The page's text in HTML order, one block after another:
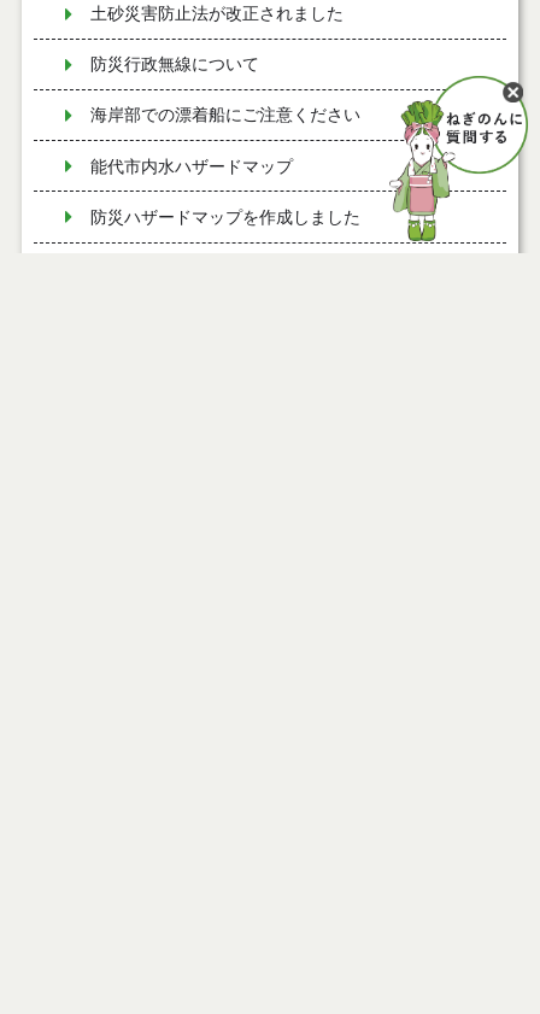
土砂災害防止法が改正されました
防災行政無線について
海岸部での漂着船にご注意ください
能代市内水ハザードマップ
防災ハザードマップを作成しました